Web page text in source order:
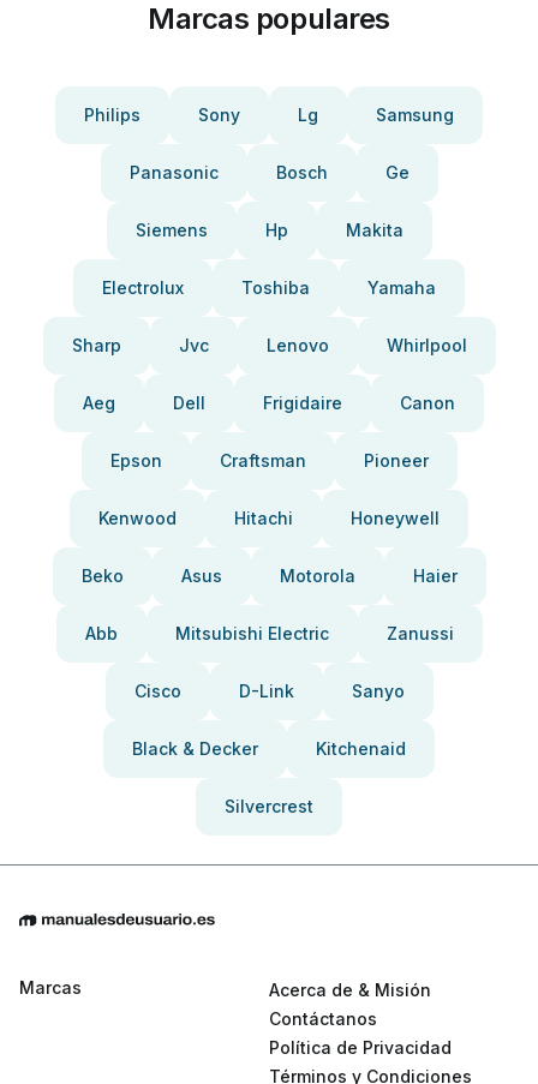
Marcas populares
Philips Sony Lg Samsung
Panasonic Bosch Ge
Siemens Hp Makita
Electrolux Toshiba Yamaha
Sharp Jvc Lenovo Whirlpool
Aeg Dell Frigidaire Canon
Epson Craftsman Pioneer
Kenwood Hitachi Honeywell
Beko Asus Motorola Haier
Abb Mitsubishi Electric Zanussi
Cisco D-Link Sanyo
Black & Decker Kitchenaid
Silvercrest
Marcas
Acerca de & Misión
Contáctanos
Política de Privacidad
Términos y Condiciones